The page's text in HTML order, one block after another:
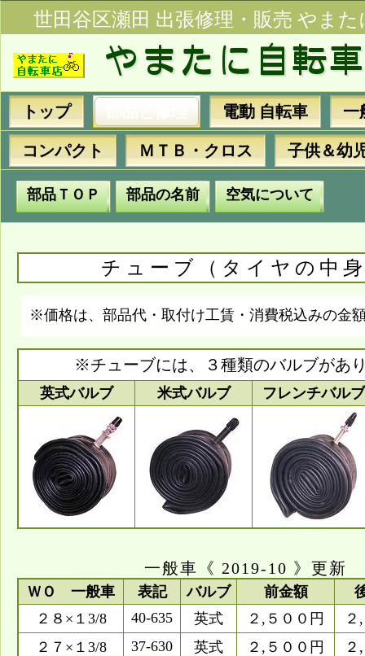
世田谷区瀬田 出張修理・販売 やまた
トップ 電動 自転車 一
コンパクト ＭＴＢ・クロス 子供＆幼
部品ＴＯＰ 部品の名前 空気について
チューブ（タイヤの中
※価格は、部品代・取付け工賃・消費税込みの金
※チューブには、３種類のバルブがあ
英式バルブ 米式バルブ フレンチバルブ
一般車《 2019-10 》更新
ＷＯ 一般車 表記 バルブ 前金額
２８×１3/8
40-635 英式 ２,５００円
２
２７×１3/8
37-630 英式 ２,５００円
２